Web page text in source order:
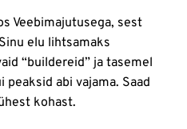
Veebimajutusega, sest
elu lihtsamaks
“buildereid” ja tasemel
abi vajama. Saad
kohast.